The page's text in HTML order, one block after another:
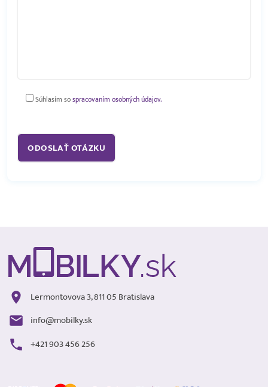
Súhlasím sospracovaním osobných údajov.
Lermontovova 3, 811 05 Bratislava
info@mobilky.sk
+421 903 456 256